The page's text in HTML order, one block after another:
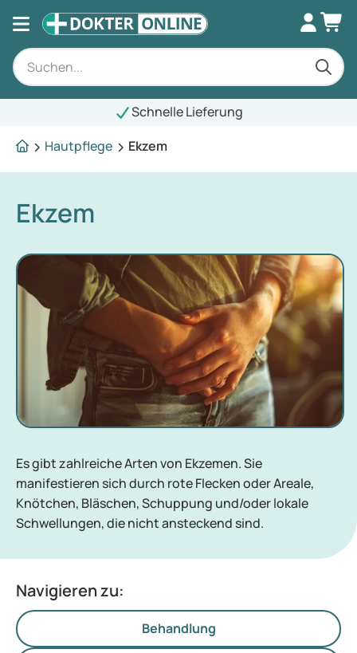
Schnelle Lieferung
Hautpflege
Ekzem
Ekzem
Es gibt zahlreiche Arten von Ekzemen. Sie
manifestieren sich durch rote Flecken oder Areale,
Knötchen, Bläschen, Schuppung und/oder lokale
Schwellungen, die nicht ansteckend sind.
Navigieren zu:
Behandlung